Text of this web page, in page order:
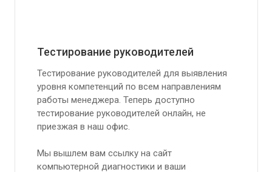
Тестирование руководителей
Тестирование руководителей для выявления
уровня компетенций по всем направлениям
работы менеджера. Теперь доступно
тестирование руководителей онлайн, не
приезжая в наш офис.
Мы вышлем вам ссылку на сайт
компьютерной диагностики и ваши